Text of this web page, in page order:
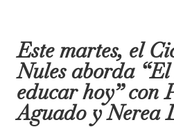
Este martes, el
Nules aborda
educar hoy” con
Aguado y Nerea